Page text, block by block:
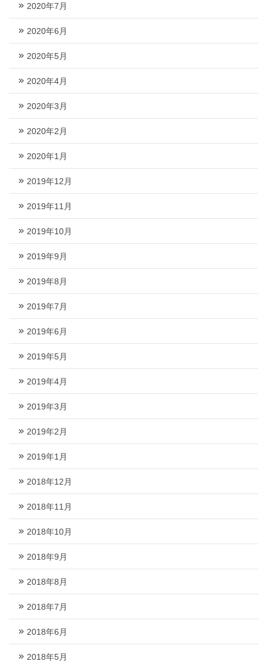
2020年7月
2020年6月
2020年5月
2020年4月
2020年3月
2020年2月
2020年1月
2019年12月
2019年11月
2019年10月
2019年9月
2019年8月
2019年7月
2019年6月
2019年5月
2019年4月
2019年3月
2019年2月
2019年1月
2018年12月
2018年11月
2018年10月
2018年9月
2018年8月
2018年7月
2018年6月
2018年5月